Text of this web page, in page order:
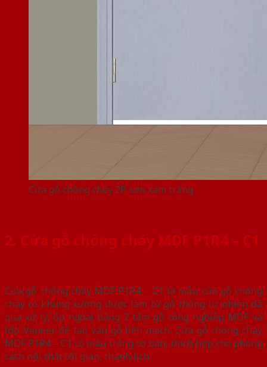
Cửa gỗ chống cháy 2P sơn xám trắng
2. Cửa gỗ chống cháy MDF P1R4 – C1
Cửa gỗ chống cháy MDF P1R4 – C1 là mẫu cửa gỗ chống
cháy có khung xương được làm từ gỗ thông tự nhiên đã
qua xử lý, ốp ngoài bằng 2 tấm gỗ công nghiệp MDF và
lớp Veneer để tạo vân gỗ liền mạch. Cửa gỗ chống cháy
MDF P1R4 – C1 có màu trắng cơ bản, thích hợp cho phong
cách nội thất tối giản, thanh lịch.